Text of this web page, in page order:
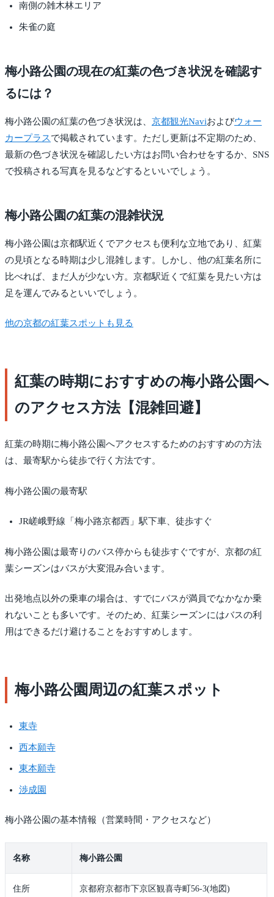
南側の雑木林エリア
朱雀の庭
梅小路公園の現在の紅葉の色づき状況を確認す
るには？
梅小路公園の紅葉の色づき状況は、 京都観光Naviおよびウォー
カープラスで掲載されています。ただし更新は不定期のため、
最新の色づき状況を確認したい方はお問い合わせをするか、SNS
で投稿される写真を見るなどするといいでしょう。
梅小路公園の紅葉の混雑状況
梅小路公園は京都駅近くでアクセスも便利な立地であり、紅葉
の見頃となる時期は少し混雑します。しかし、他の紅葉名所に
比べれば、まだ人が少ない方。京都駅近くで紅葉を見たい方は
足を運んでみるといいでしょう。
他の京都の紅葉スポットも見る
紅葉の時期におすすめの梅小路公園へ
のアクセス方法【混雑回避】
紅葉の時期に梅小路公園へアクセスするためのおすすめの方法
は、最寄駅から徒歩で行く方法です。
梅小路公園の最寄駅
JR嵯峨野線「梅小路京都西」駅下車、徒歩すぐ
梅小路公園は最寄りのバス停からも徒歩すぐですが、京都の紅
葉シーズンはバスが大変混み合います。
出発地点以外の乗車の場合は、すでにバスが満員でなかなか乗
れないことも多いです。そのため、紅葉シーズンにはバスの利
用はできるだけ避けることをおすすめします。
梅小路公園周辺の紅葉スポット
東寺
西本願寺
東本願寺
渉成園
梅小路公園の基本情報（営業時間・アクセスなど）
名称 梅小路公園
住所 京都府京都市下京区観喜寺町56-3(地図)